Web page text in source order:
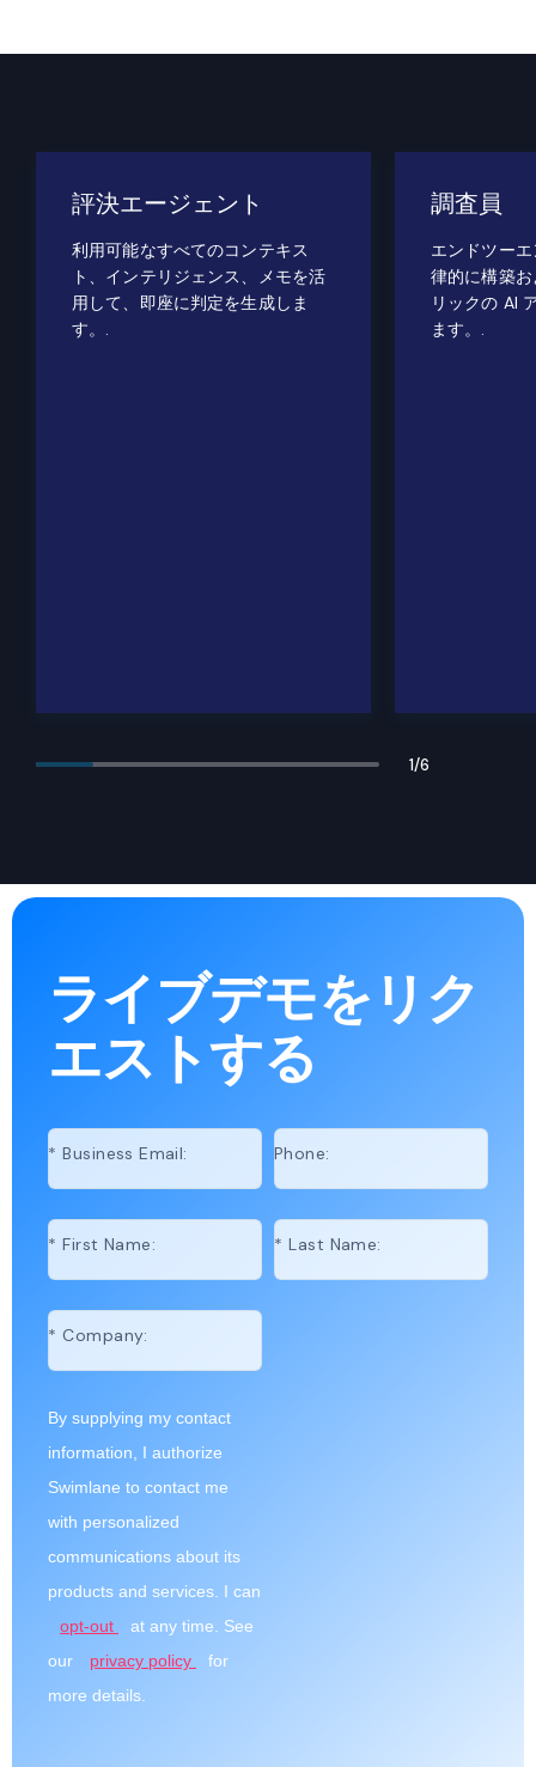
評決エージェント
利用可能なすべてのコンテキス
ト、インテリジェンス、メモを活
用して、即座に判定を生成しま
す。.
調査員
エンドツー
律的に構築
リックの AI
ます。.
1/6
ライブデモをリク
エストする
* Business Email: Phone:
* First Name: * Last Name:
* Company:
By supplying my contact
information, I authorize
Swimlane to contact me
with personalized
communications about its
products and services. I can
opt-out
at any time. See
our
privacy policy
for
more details.